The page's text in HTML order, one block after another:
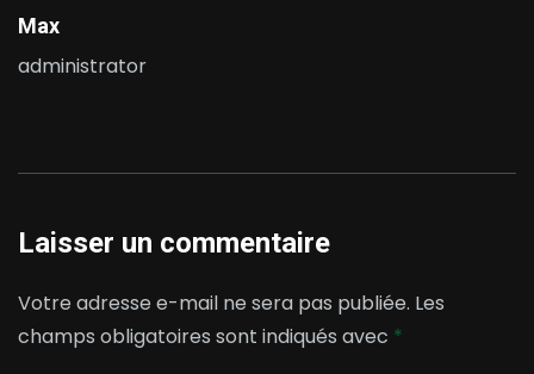
Max
administrator
Laisser un commentaire
Votre adresse e-mail ne sera pas publiée. Les
champs obligatoires sont indiqués avec *